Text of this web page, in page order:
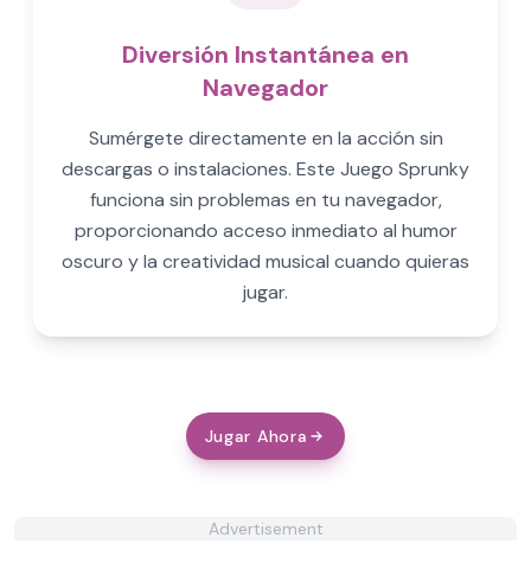
Diversión Instantánea en
Navegador
Sumérgete directamente en la acción sin
descargas o instalaciones. Este Juego Sprunky
funciona sin problemas en tu navegador,
proporcionando acceso inmediato al humor
oscuro y la creatividad musical cuando quieras
jugar.
Jugar Ahora
Advertisement